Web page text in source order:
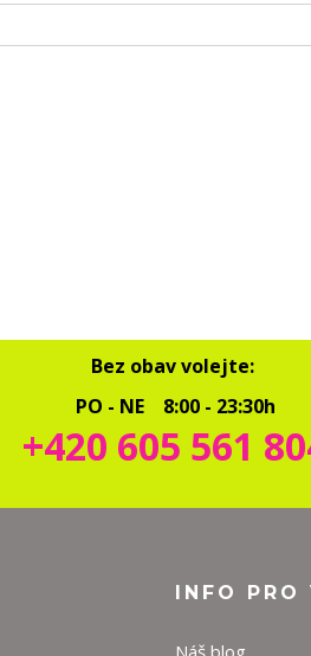
Bez obav volejte:
PO - NE 8:00 - 23:30h
+420 605 561
INFO PRO
Náš blog